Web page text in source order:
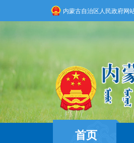
内蒙古自治区人民政府网
首页